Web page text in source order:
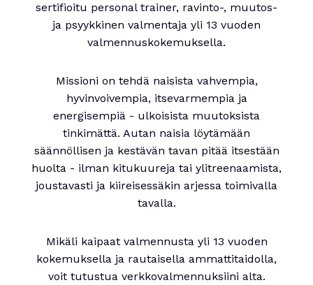
sertifioitu personal trainer, ravinto-, muutos-
ja psyykkinen valmentaja yli 13 vuoden
valmennuskokemuksella.
Missioni on tehdä naisista vahvempia,
hyvinvoivempia, itsevarmempia ja
energisempiä - ulkoisista muutoksista
tinkimättä. Autan naisia löytämään
säännöllisen ja kestävän tavan pitää itsestään
huolta - ilman kitukuureja tai ylitreenaamista,
joustavasti ja kiireisessäkin arjessa toimivalla
tavalla.
Mikäli kaipaat valmennusta yli 13 vuoden
kokemuksella ja rautaisella ammattitaidolla,
voit tutustua verkkovalmennuksiini alta.